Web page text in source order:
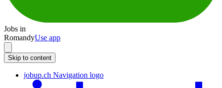
Jobs in
RomandyUse app
Skip to content
jobup.ch Navigation logo